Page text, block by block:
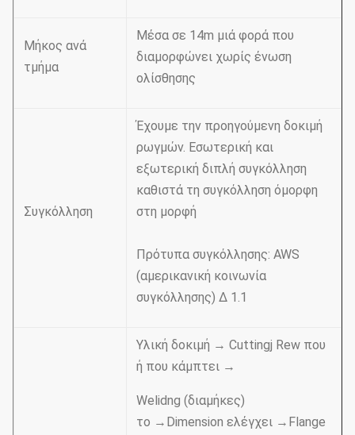
Μήκος ανά
τμήμα
Μέσα σε 14m μιά φορά που
διαμορφώνει χωρίς ένωση
ολίσθησης
Συγκόλληση
Έχουμε την προηγούμενη δοκιμή
ρωγμών. Εσωτερική και
εξωτερική διπλή συγκόλληση
καθιστά τη συγκόλληση όμορφη
στη μορφή
Πρότυπα συγκόλλησης: AWS
(αμερικανική κοινωνία
συγκόλλησης) Δ 1.1
Υλική δοκιμή → Cuttingj Rew που
ή που κάμπτει →
Welidng (διαμήκες)
το →Dimension ελέγχει →Flange